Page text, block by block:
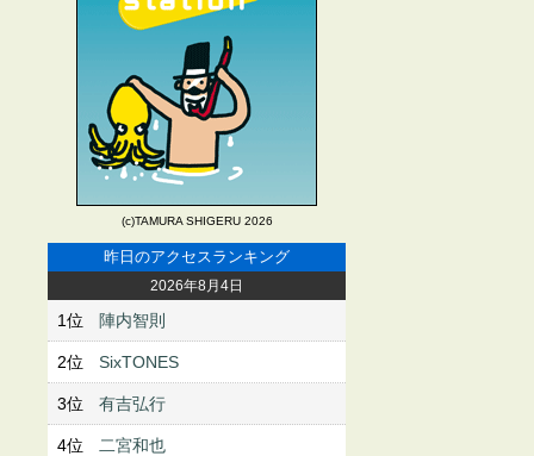
(c)TAMURA SHIGERU 2026
昨日のアクセスランキング
2026年8月4日
1位 陣内智則
2位 SixTONES
3位 有吉弘行
4位 二宮和也